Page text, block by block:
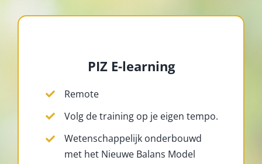
PIZ E-learning
Remote
Volg de training op je eigen tempo.
Wetenschappelijk onderbouwd
met het Nieuwe Balans Model